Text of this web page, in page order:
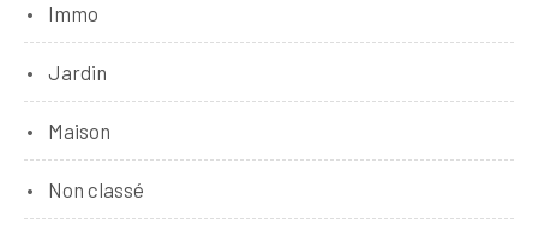
Immo
Jardin
Maison
Non classé